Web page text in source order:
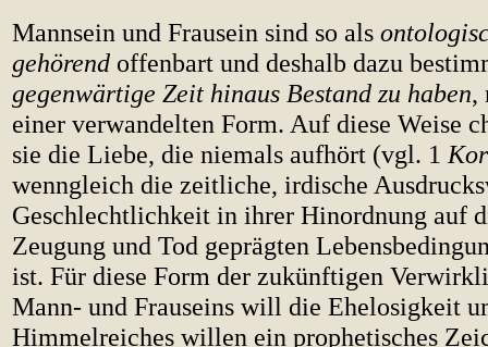
Mannsein und Frausein sind so als
gehörend offenbart und deshalb dazu
gegenwärtige Zeit hinaus Bestand zu haben,
einer verwandelten Form. Auf diese Weise
sie die Liebe, die niemals aufhört (vgl. 1 Kor
wenngleich die zeitliche, irdische
Geschlechtlichkeit in ihrer Hinordnung auf
Zeugung und Tod geprägten
ist. Für diese Form der zukünftigen
Mann- und Frauseins will die Ehelosigkeit
Himmelreiches willen ein prophetisches